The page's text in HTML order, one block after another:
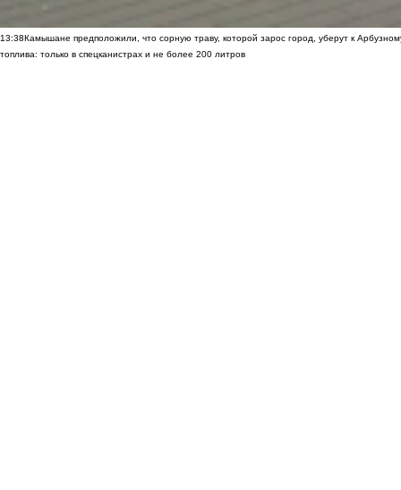
13:38Камышане предположили, что сорную траву, которой зарос город, уберут к
топлива: только в спецканистрах и не более 200 литров